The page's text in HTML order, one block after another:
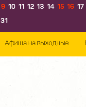
9 10 11 12 13 14 15 16 17
31
Афиша на выходные